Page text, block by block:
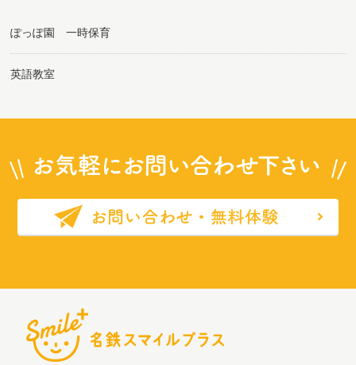
ぽっぽ園 一時保育
英語教室